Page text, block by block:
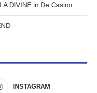
DIVINE in De Casino
INSTAGRAM